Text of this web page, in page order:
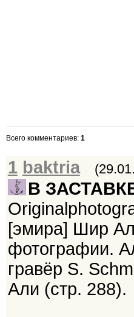
Всего комментариев: 1
1 baktria
В
[эмира] Шир
фотографии.
гравёр S.
Али (стр. 288).